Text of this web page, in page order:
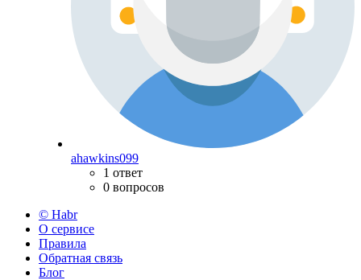
ahawkins099
1 ответ
0 вопросов
© Habr
О сервисе
Правила
Обратная связь
Блог